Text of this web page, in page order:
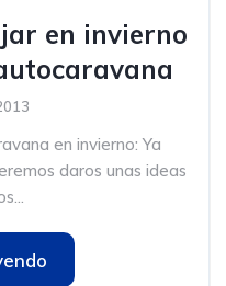
en invierno
en invierno: Ya
daros unas ideas